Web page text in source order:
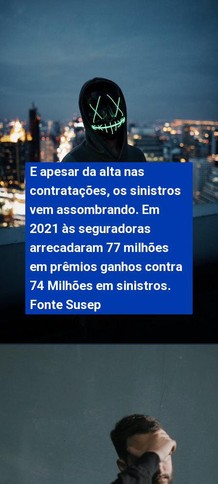
E apesar da alta nas
contratações, os sinistros
vem assombrando. Em
2021 às seguradoras
arrecadaram 77 milhões
em prêmios ganhos contra
74 Milhões em sinistros.
Fonte Susep